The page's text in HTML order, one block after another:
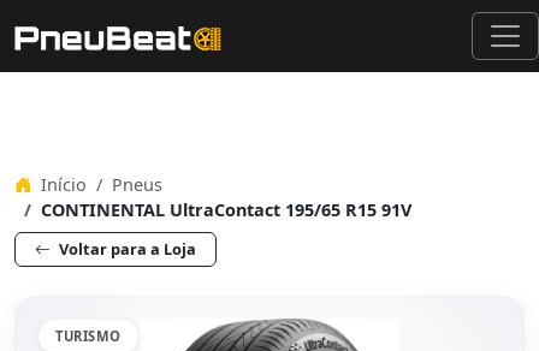
Início
Pneus
CONTINENTAL UltraContact 195/65 R15 91V
Voltar para a Loja
TURISMO